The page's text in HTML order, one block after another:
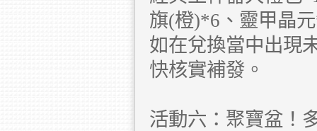
旗(橙)*6、靈甲晶
如在兌換當中出現
快核實補發。
活動六：聚寶盆！